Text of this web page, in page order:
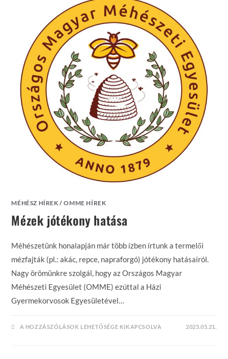
MÉHÉSZ HÍREK /OMME HÍREK
Mézek jótékony hatása
Méhészetünk honalapján már több ízben írtunk a termelői
mézfajták (pl.: akác, repce, napraforgó) jótékony hatásairól.
Nagy örömünkre szolgál, hogy az Országos Magyar
Méhészeti Egyesület (OMME) ezúttal a Házi
Gyermekorvosok Egyesületével…
MÉZEK
A HOZZÁSZÓLÁSOK LEHETŐSÉGE KIKAPCSOLVA 2025.05.21.